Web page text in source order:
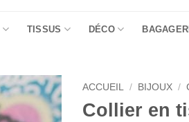
TISSUS DÉCO
ACCUEIL / BIJOUX /
Collier en